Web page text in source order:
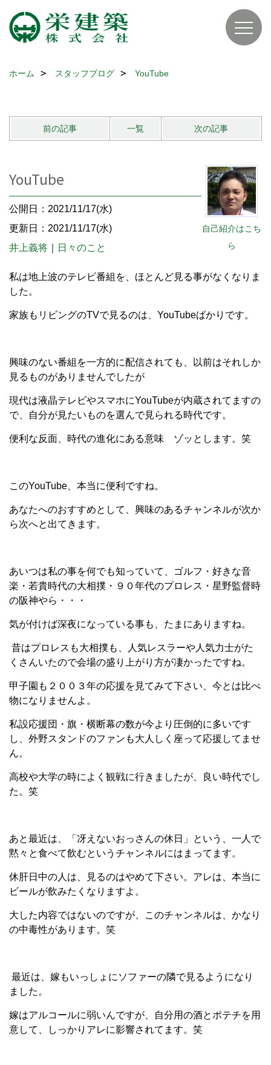
ホーム スタッフブログ YouTube
前の記事 一覧 次の記事
自己紹介はこち
ら
YouTube
公開日：2021/11/17(水)
更新日：2021/11/17(水)
井上義将
日々のこと
私は地上波のテレビ番組を、ほとんど見る事がなくなりま
した。
家族もリビングのTVで見るのは、YouTubeばかりです。
興味のない番組を一方的に配信されても、以前はそれしか
見るものがありませんでしたが
現代は液晶テレビやスマホにYouTubeが内蔵されてますの
で、自分が見たいものを選んで見られる時代です。
便利な反面、時代の進化にある意味 ゾッとします。笑
このYouTube、本当に便利ですね。
あなたへのおすすめとして、興味のあるチャンネルが次か
ら次へと出てきます。
あいつは私の事を何でも知っていて、ゴルフ・好きな音
楽・若貴時代の大相撲・９０年代のプロレス・星野監督時
の阪神やら・・・
気が付けば深夜になっている事も、たまにありますね。
昔はプロレスも大相撲も、人気レスラーや人気力士がた
くさんいたので会場の盛り上がり方が凄かったですね。
甲子園も２００３年の応援を見てみて下さい、今とは比べ
物になりませんよ。
私設応援団・旗・横断幕の数が今より圧倒的に多いです
し、外野スタンドのファンも大人しく座って応援してませ
ん。
高校や大学の時によく観戦に行きましたが、良い時代でし
た。笑
あと最近は、「冴えないおっさんの休日」という、一人で
黙々と食べて飲むというチャンネルにはまってます。
休肝日中の人は、見るのはやめて下さい。アレは、本当に
ビールが飲みたくなりますよ。
大した内容ではないのですが、このチャンネルは、かなり
の中毒性があります。笑
最近は、嫁もいっしょにソファーの隣で見るようになり
ました。
嫁はアルコールに弱いんですが、自分用の酒とポテチを用
意して、しっかりアレに影響されてます。笑